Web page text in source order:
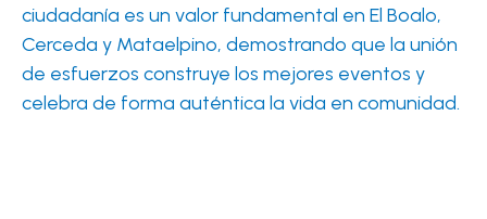
ciudadanía es un valor fundamental en El Boalo,
Cerceda y Mataelpino, demostrando que la unión
de esfuerzos construye los mejores eventos y
celebra de forma auténtica la vida en comunidad.